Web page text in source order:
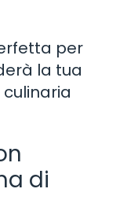
per
la tua
culinaria
di